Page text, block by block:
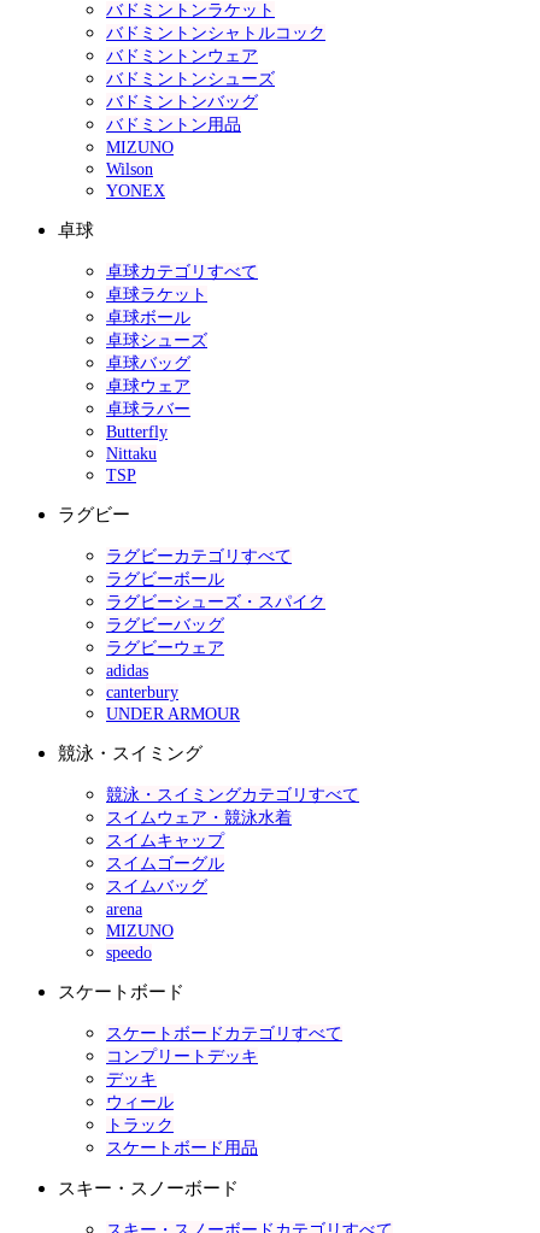
バドミントンラケット
バドミントンシャトルコック
バドミントンウェア
バドミントンシューズ
バドミントンバッグ
バドミントン用品
MIZUNO
Wilson
YONEX
卓球
卓球カテゴリすべて
卓球ラケット
卓球ボール
卓球シューズ
卓球バッグ
卓球ウェア
卓球ラバー
Butterfly
Nittaku
TSP
ラグビー
ラグビーカテゴリすべて
ラグビーボール
ラグビーシューズ・スパイク
ラグビーバッグ
ラグビーウェア
adidas
canterbury
UNDER ARMOUR
競泳・スイミング
競泳・スイミングカテゴリすべて
スイムウェア・競泳水着
スイムキャップ
スイムゴーグル
スイムバッグ
arena
MIZUNO
speedo
スケートボード
スケートボードカテゴリすべて
コンプリートデッキ
デッキ
ウィール
トラック
スケートボード用品
スキー・スノーボード